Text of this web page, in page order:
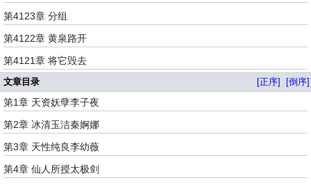
第4123章 分组
第4122章 黄泉路开
第4121章 将它毁去
文章目录 [正序] [倒序]
第1章 天资妖孽李子夜
第2章 冰清玉洁秦婀娜
第3章 天性纯良李幼薇
第4章 仙人所授太极剑